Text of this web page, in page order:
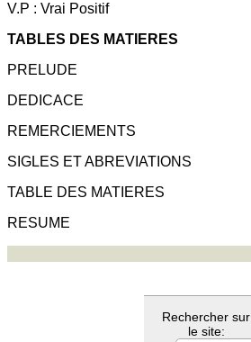
V.P : Vrai Positif
TABLES DES MATIERES
PRELUDE
DEDICACE
REMERCIEMENTS
SIGLES ET ABREVIATIONS
TABLE DES MATIERES
RESUME
Rechercher sur
le site: